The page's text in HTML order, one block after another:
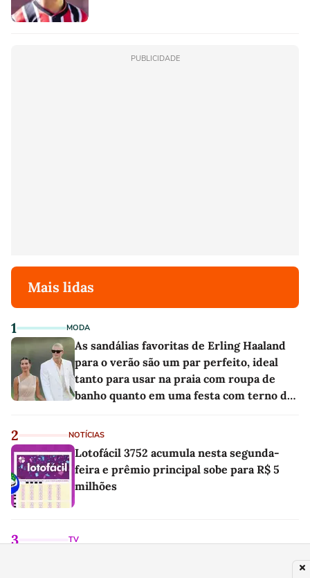
PUBLICIDADE
Mais lidas
1 MODA
As sandálias favoritas de Erling Haaland
para o verão são um par perfeito, ideal
tanto para usar na praia com roupa de
banho quanto em uma festa com terno de
2 NOTÍCIAS
Lotofácil 3752 acumula nesta segunda-
feira e prêmio principal sobe para R$ 5
milhões
3 TV